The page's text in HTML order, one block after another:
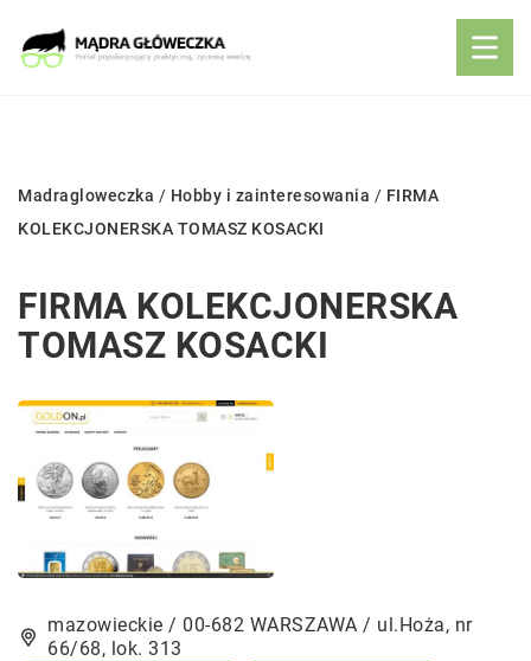
Madragloweczka / Hobby i zainteresowania / FIRMA
KOLEKCJONERSKA TOMASZ KOSACKI
FIRMA KOLEKCJONERSKA
TOMASZ KOSACKI
mazowieckie / 00-682 WARSZAWA / ul.Hoża, nr
66/68, lok. 313